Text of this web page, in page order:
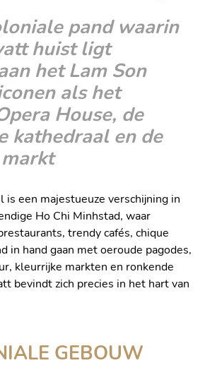
pand waarin
huist ligt
het Lam Son
als het
House, de
kathedraal en de
is een majestueuze verschijning in
Ho Chi Minhstad, waar
trendy cafés, chique
in hand gaan met oeroude pagodes,
kleurrijke markten en ronkende
bevindt zich precies in het hart van
GEBOUW